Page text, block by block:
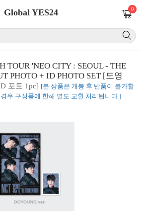
Global YES24 0
TOUR 'NEO CITY : SEOUL - THE
PHOTO + ID PHOTO SET [도영
포토 1pc] [본 상품은 개봉 후 반품이 불가할
우 구성품에 한해 별도 교환 처리됩니다.]